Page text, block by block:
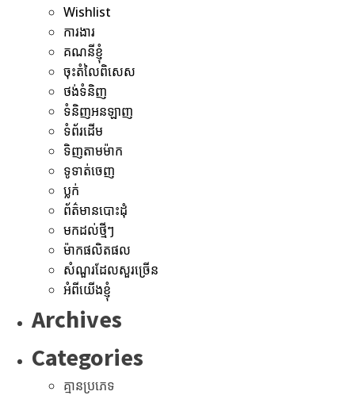
Wishlist
ការងារ
គណនីខ្ញុំ
ចុះតំលៃពិសេស
ថង់ទំនិញ
ទំនិញអនឡាញ
ទំព័រដើម
ទិញតាមម៉ាក
ទូទាត់ចេញ
ប្លក់
ព័ត៌មានបោះដុំ
មកដល់ថ្មីៗ
ម៉ាកផលិតផល
សំណួរដែលសួរច្រើន
អំពីយើងខ្ញុំ
Archives
Categories
គ្មានប្រភេទ